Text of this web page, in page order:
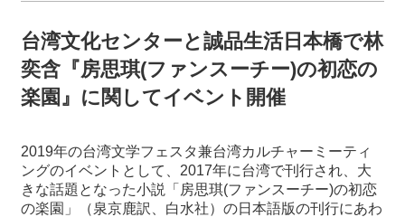
文
化
セ
ン
タ
に
つ
い
て
台湾文化センターと誠品生活日本橋で林
奕含『房思琪(ファンスーチー)の初恋の
楽園』に関してイベント開催
2019年の台湾文学フェスタ兼台湾カルチャーミーティ
ングのイベントとして、2017年に台湾で刊行され、大
きな話題となった小説「房思琪(ファンスーチー)の初恋
の楽園」（泉京鹿訳、白水社）の日本語版の刊行にあわ